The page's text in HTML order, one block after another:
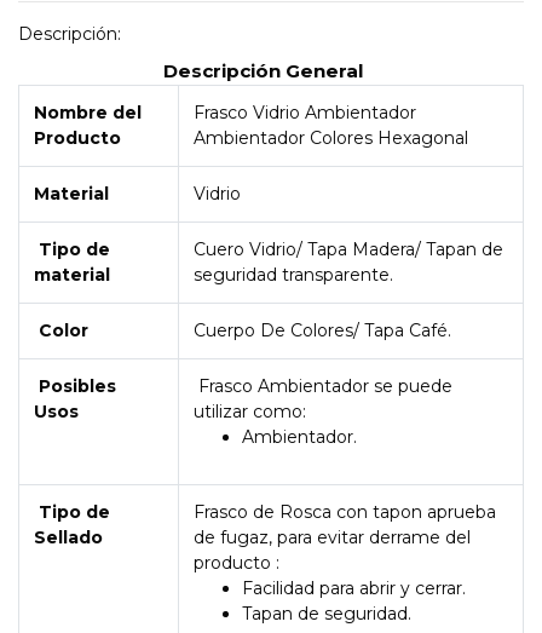
Descripción:
Descripción General
Nombre del
Producto
Frasco Vidrio Ambientador
Ambientador Colores Hexagonal
Material Vidrio
Tipo de
material
Cuero Vidrio/ Tapa Madera/ Tapan de
seguridad transparente.
Color Cuerpo De Colores/ Tapa Café.
Posibles
Usos
Frasco Ambientador se puede
utilizar como:
Ambientador.
Tipo de
Sellado
Frasco de Rosca con tapon aprueba
de fugaz, para evitar derrame del
producto :
Facilidad para abrir y cerrar.
Tapan de seguridad.